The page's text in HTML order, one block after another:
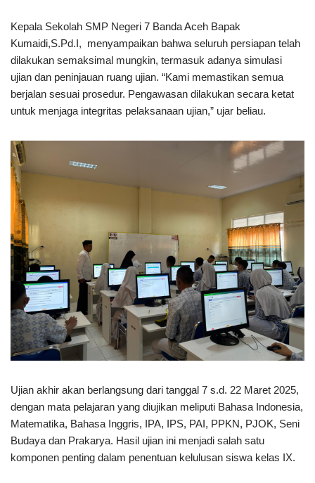
Kepala Sekolah SMP Negeri 7 Banda Aceh Bapak
Kumaidi,S.Pd.I, menyampaikan bahwa seluruh persiapan telah
dilakukan semaksimal mungkin, termasuk adanya simulasi
ujian dan peninjauan ruang ujian. “Kami memastikan semua
berjalan sesuai prosedur. Pengawasan dilakukan secara ketat
untuk menjaga integritas pelaksanaan ujian,” ujar beliau.
Ujian akhir akan berlangsung dari tanggal 7 s.d. 22 Maret 2025,
dengan mata pelajaran yang diujikan meliputi Bahasa Indonesia,
Matematika, Bahasa Inggris, IPA, IPS, PAI, PPKN, PJOK, Seni
Budaya dan Prakarya. Hasil ujian ini menjadi salah satu
komponen penting dalam penentuan kelulusan siswa kelas IX.